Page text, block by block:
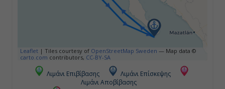
Ενσενάντα , Μεξικό
12:00
Leaflet | Tiles courtesy of OpenStreetMap Sweden — Map data ©
carto.com contributors, CC-BY-SA
Λιμάνι Επιβίβασης
Λιμάνι Επίσκεψης
Λιμάνι Αποβίβασης